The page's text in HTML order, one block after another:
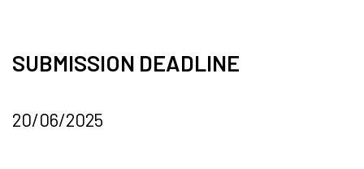
SUBMISSION DEADLINE
20/06/2025